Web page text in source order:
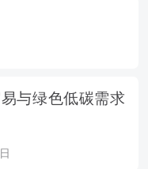
与绿色低碳需求